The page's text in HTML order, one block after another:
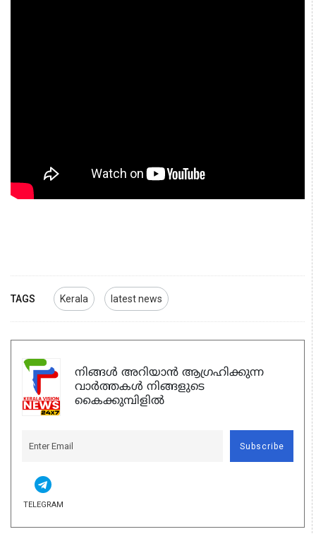
TAGS Kerala latest news
നിങ്ങൾ അറിയാൻ ആഗ്രഹിക്കുന്ന
വാർത്തകൾ നിങ്ങളുടെ
കൈക്കുമ്പിളിൽ
Subscribe
TELEGRAM